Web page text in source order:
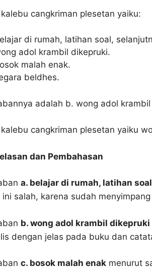
cangkriman plesetan yaiku:
di rumah, latihan soal,
adol krambil dikepruki.
malah enak.
beldhes.
adalah b. wong adol
kalebu cangkriman plesetan yaiku
dan Pembahasan
a. belajar di rumah, latihan
ini salah, karena sudah
b. wong adol krambil dikepruki
dengan jelas pada buku dan
c. bosok malah enak menurut